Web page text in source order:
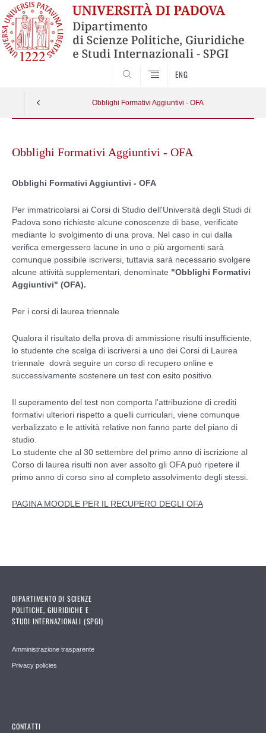
ENG
Obblighi Formativi Aggiuntivi - OFA
contentObblighi Formativi Aggiuntivi - OFA
Obblighi Formativi Aggiuntivi - OFA
Per immatricolarsi ai Corsi di Studio dell'Università degli Studi di
Padova sono richieste alcune conoscenze di base, verificate
mediante lo svolgimento di una prova. Nel caso in cui dalla
verifica emergessero lacune in uno o più argomenti sarà
comunque possibile iscriversi, tuttavia sarà necessario svolgere
alcune attività supplementari, denominate "Obblighi Formativi
Aggiuntivi" (OFA).
Per i corsi di laurea triennale
Qualora il risultato della prova di ammissione risulti insufficiente,
lo studente che scelga di iscriversi a uno dei Corsi di Laurea
triennale dovrà seguire un corso di recupero online e
successivamente sostenere un test con esito positivo.
Il superamento del test non comporta l'attribuzione di crediti
formativi ulteriori rispetto a quelli curriculari, viene comunque
verbalizzato e le attività relative non fanno parte del piano di
studio.
Lo studente che al 30 settembre del primo anno di iscrizione al
Corso di laurea risulti non aver assolto gli OFA può ripetere il
primo anno di corso sino al completo assolvimento degli stessi.
PAGINA MOODLE PER IL RECUPERO DEGLI OFA
DIPARTIMENTO DI SCIENZE
POLITICHE, GIURIDICHE E
STUDI INTERNAZIONALI (SPGI)
Amministrazione trasparente
Privacy policies
CONTATTI